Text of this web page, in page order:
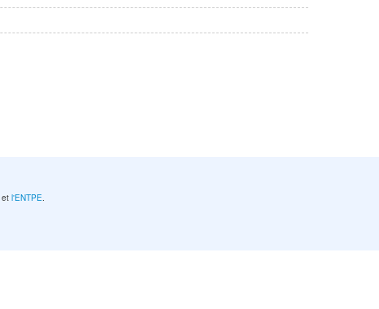
etl'ENTPE.